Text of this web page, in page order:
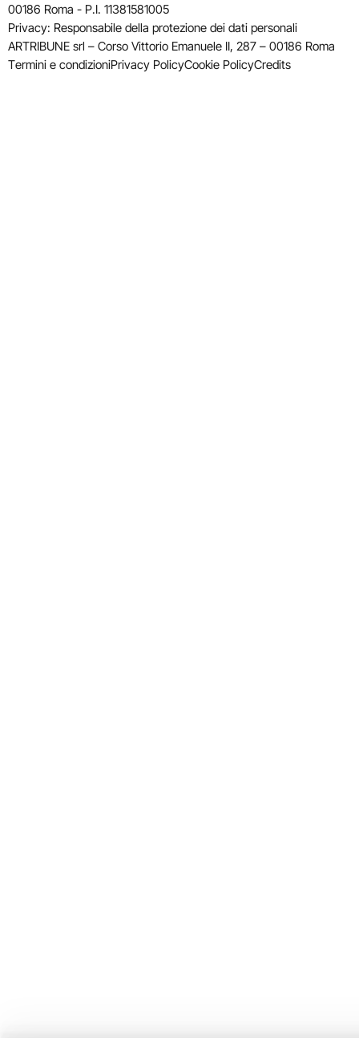
00186 Roma - P.I. 11381581005
Privacy: Responsabile della protezione dei dati personali
ARTRIBUNE srl – Corso Vittorio Emanuele II, 287 – 00186 Roma
Termini e condizioniPrivacy PolicyCookie PolicyCredits